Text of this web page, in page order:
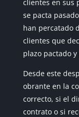
clientes en sus
se pacta
han percatado
clientes que
plazo pactado
Desde este
obrante en la
correcto, si el
contrato o si